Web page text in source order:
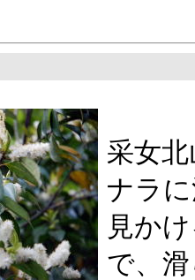
イノキ） は
采女
ナラ
見か
で、